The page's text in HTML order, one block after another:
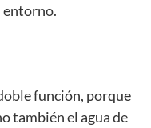
entorno.
función, porque
también el agua de